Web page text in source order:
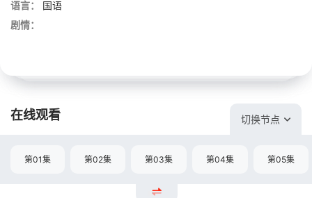
语言：
国语
剧情：
在线观看 切换节点
第01集 第02集 第03集 第04集 第05集